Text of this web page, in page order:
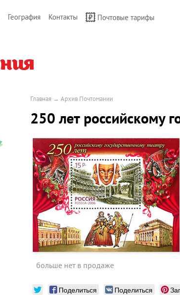
География Контакты Почтовые тарифы
Главная → Архив Почтомании
250 лет российскому
больше нет в продаже
Поделиться Поделиться